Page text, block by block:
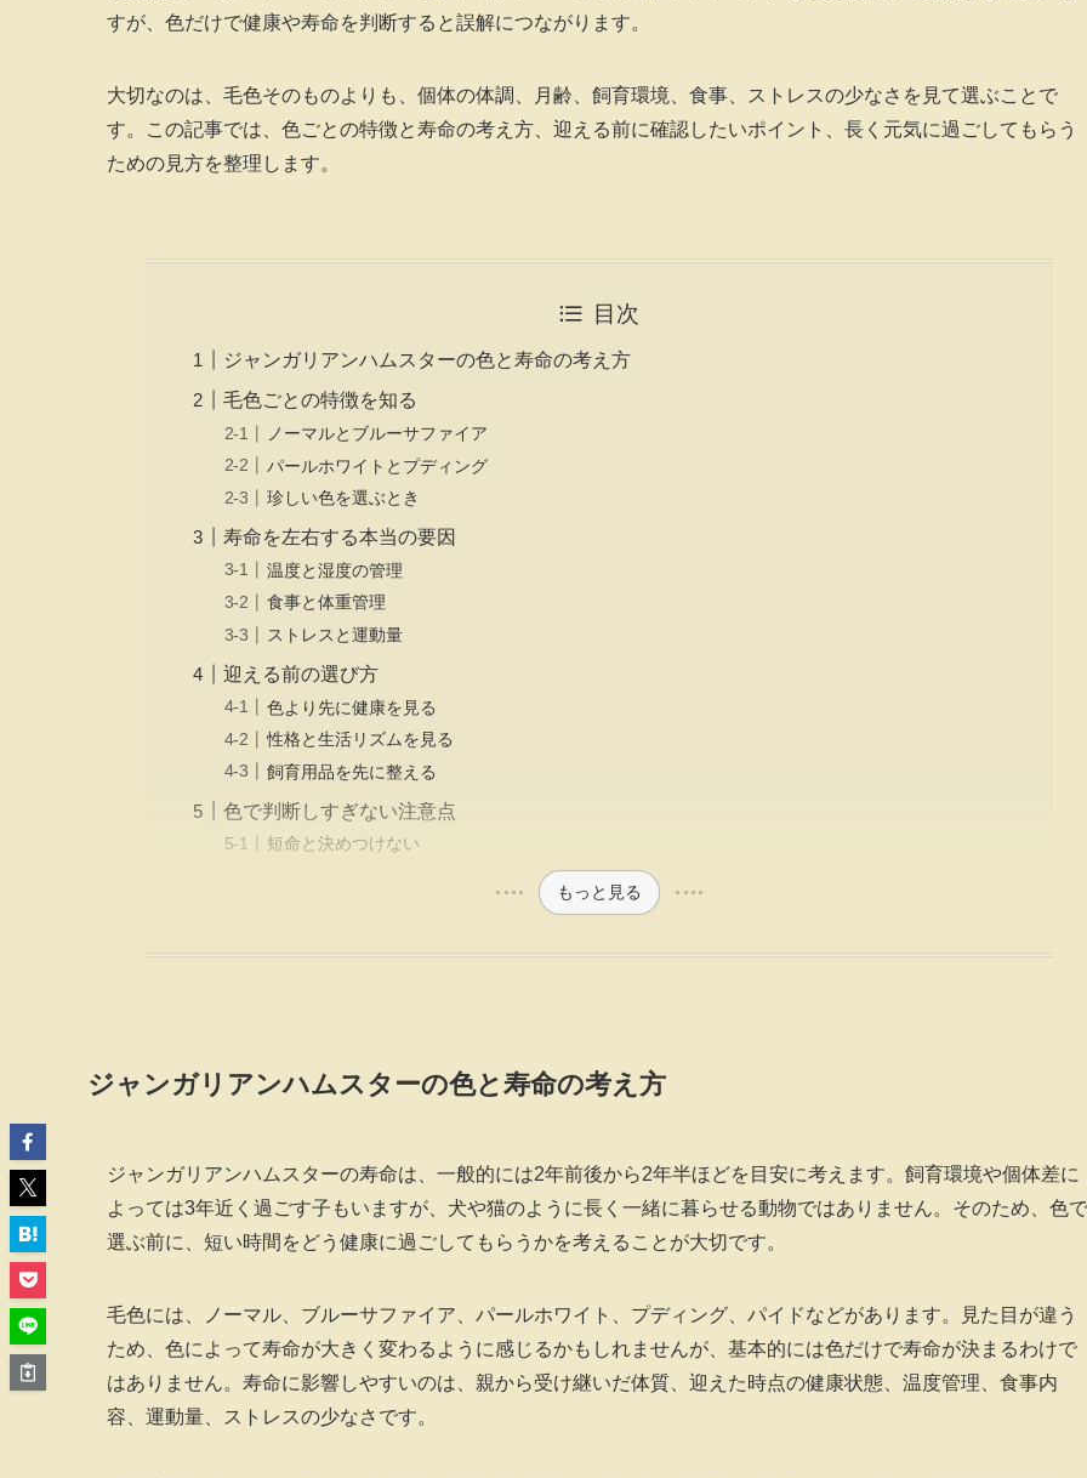
すが、色だけで健康や寿命を判断すると誤解につながります。
大切なのは、毛色そのものよりも、個体の体調、月齢、飼育環境、食事、ストレスの少なさを見て選ぶことで
す。この記事では、色ごとの特徴と寿命の考え方、迎える前に確認したいポイント、長く元気に過ごしてもらう
ための見方を整理します。
目次
ジャンガリアンハムスターの色と寿命の考え方
毛色ごとの特徴を知る
ノーマルとブルーサファイア
パールホワイトとプディング
珍しい色を選ぶとき
寿命を左右する本当の要因
温度と湿度の管理
食事と体重管理
ストレスと運動量
迎える前の選び方
色より先に健康を見る
性格と生活リズムを見る
飼育用品を先に整える
色で判断しすぎない注意点
短命と決めつけない
もっと見る
ジャンガリアンハムスターの色と寿命の考え方
ジャンガリアンハムスターの寿命は、一般的には2年前後から2年半ほどを目安に考えます。飼育環境や個体差に
よっては3年近く過ごす子もいますが、犬や猫のように長く一緒に暮らせる動物ではありません。そのため、色で
選ぶ前に、短い時間をどう健康に過ごしてもらうかを考えることが大切です。
毛色には、ノーマル、ブルーサファイア、パールホワイト、プディング、パイドなどがあります。見た目が違う
ため、色によって寿命が大きく変わるように感じるかもしれませんが、基本的には色だけで寿命が決まるわけで
はありません。寿命に影響しやすいのは、親から受け継いだ体質、迎えた時点の健康状態、温度管理、食事内
容、運動量、ストレスの少なさです。